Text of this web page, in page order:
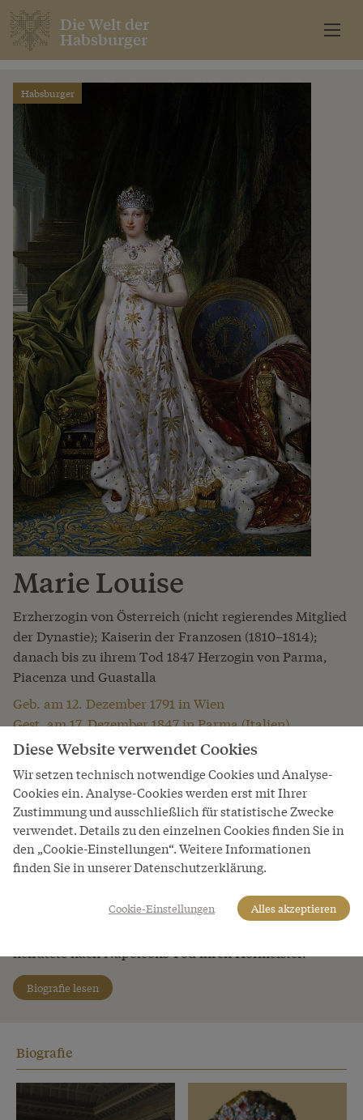
Die Welt der
Habsburger
Habsburger
Marie Louise
Erzherzogin von Österreich (nicht regierendes Mitglied
der Dynastie); Kaiserin der Franzosen (1810–1814);
danach bis zu ihrem Tod 1847 Herzogin von Parma,
Piacenza und Guastalla
Geb. am 12. Dezember 1791 in Wien
Gest. am 17. Dezember 1847 in Parma (Italien)
Habsburgerin an der Seite Napoleons
Erzherzogin Marie Louise, die älteste Tochter von
Kaiser Franz II./I., wurde während der
österreichischen Kriege gegen Frankreich auf Betreiben
Fürst Metternichs mit dem französischen Kaiser
Napoleon verheiratet. Damit sollte die schwache
habsburgische Position während der Revolutionskriege
gestärkt werden. Napoleons militärische Niederlage
war für Marie Louise ein Ausweg aus dieser
heiratete nach Napoleons Tod ihren Hofmeister.
Biografie lesen
Biografie
Diese Website verwendet Cookies
Wir setzen technisch notwendige Cookies und Analyse-
Cookies ein. Analyse-Cookies werden erst mit Ihrer
Zustimmung und ausschließlich für statistische Zwecke
verwendet. Details zu den einzelnen Cookies finden Sie in
den „Cookie-Einstellungen“. Weitere Informationen
finden Sie in unserer Datenschutzerklärung.
Cookie-Einstellungen Alles akzeptieren